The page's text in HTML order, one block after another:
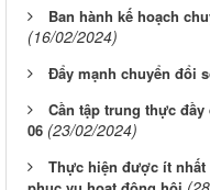
Ban hành kế hoạch
(16/02/2024)
Đẩy mạnh chuyển đổi
Cần tập trung thực
06 (23/02/2024)
Thực hiện được ít